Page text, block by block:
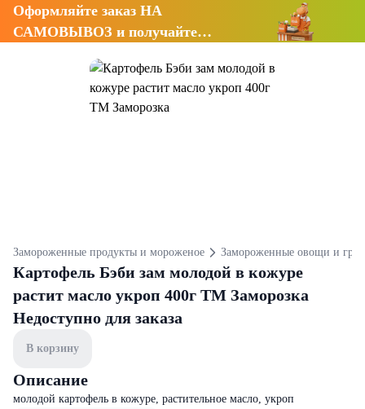
Оформляйте заказ НА
САМОВЫВОЗ и получайте
Замороженные продукты и мороженое Замороженные овощи и
Картофель Бэби зам молодой в кожуре
растит масло укроп 400г ТМ Заморозка
Недоступно для заказа
В корзину
Описание
молодой картофель в кожуре, растительное масло, укроп